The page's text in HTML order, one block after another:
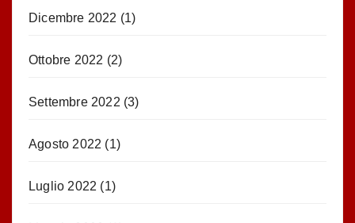
Dicembre 2022 (1)
Ottobre 2022 (2)
Settembre 2022 (3)
Agosto 2022 (1)
Luglio 2022 (1)